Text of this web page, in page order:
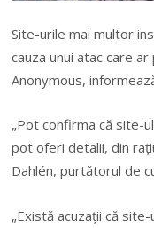
Site-urile mai multor
cauza unui atac care
Anonymous,
„Pot confirma că site-
pot oferi detalii, din
Dahlén, purtătorul de
„Există acuzaţii că